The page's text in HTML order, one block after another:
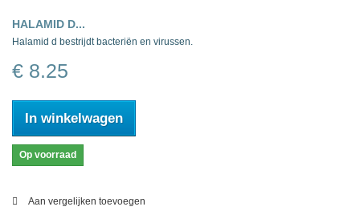
HALAMID D...
Halamid d bestrijdt bacteriën en virussen.
€ 8.25
In winkelwagen
Op voorraad
Aan vergelijken toevoegen